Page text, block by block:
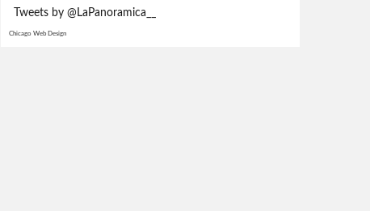
Tweets by @LaPanoramica__
Chicago Web Design